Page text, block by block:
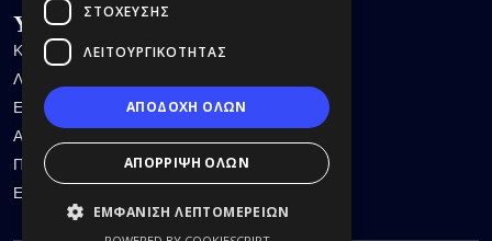
Υπηρεσίες
Καθαρισμός Δοντιών
Λεύκανση Δοντιών
Εμφυτεύματα Δοντιών
Απονεύρωση
Περιοδοντίτιδα
Εξαγωγές Φρονιμιτών
ΣΤΌΧΕΥΣΗΣ
ΛΕΙΤΟΥΡΓΙΚΌΤΗΤΑΣ
ΑΠΟΔΟΧΗ ΟΛΩΝ
ΑΠΟΡΡΙΨΗ ΟΛΩΝ
ΕΜΦΆΝΙΣΗ ΛΕΠΤΟΜΕΡΕΙΏΝ